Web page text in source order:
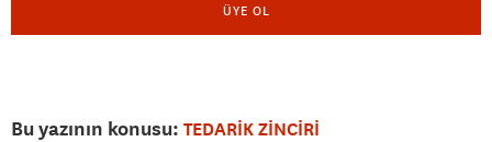
ÜYE OL
Bu yazının konusu: TEDARİK ZİNCİRİ